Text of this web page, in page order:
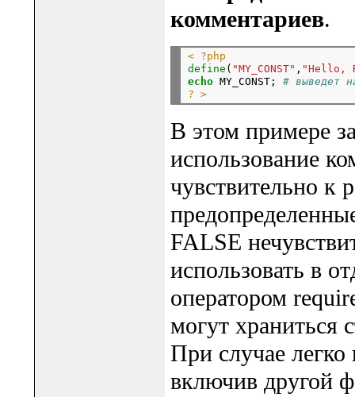
комментариев.
< ?php
define ( "MY_CONST" , "Hello,
echo MY_CONST; # выведет
? >
В этом примере
использование
чувствительно к
FALSE
использовать в
оператором
могут храниться
При случае легко
включив другой